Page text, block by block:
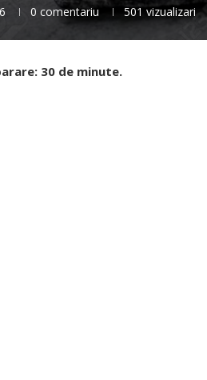
0 comentariu 501 vizualizari
30 de minute.